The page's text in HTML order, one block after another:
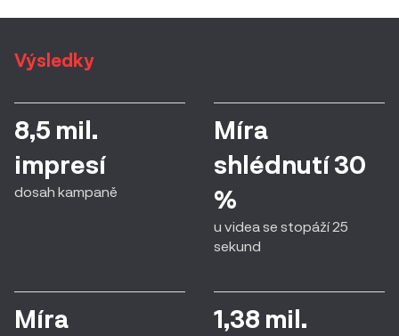
Výsledky
8,5 mil.
impresí
dosah kampaně
Míra
shlédnutí 30
%
u videa se stopáží 25
sekund
Míra
1,38 mil.